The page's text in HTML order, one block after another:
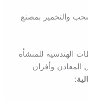
والتخمير بمصنع
الهندسية للمنشأة
المعادن وأفران